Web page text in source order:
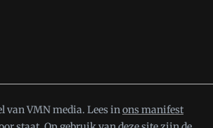
van VMN media. Lees inons manifest